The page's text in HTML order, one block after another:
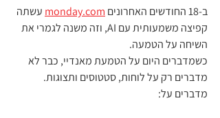
ב‑18 החודשים האחרונים monday.com עשתה
קפיצה משמעותית עם AI, וזה משנה לגמרי את
השיחה על הטמעה.
כשמדברים היום על הטמעת מאנדיי, כבר לא
מדברים רק על לוחות, סטטוסים ותצוגות.
מדברים על: